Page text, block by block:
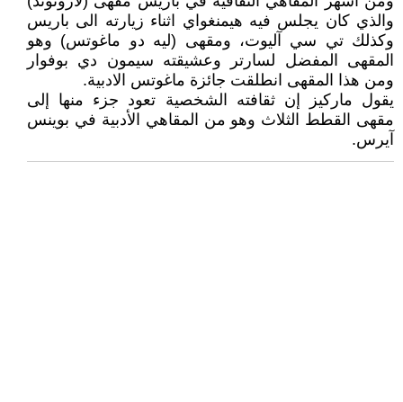
والذي كان يجلس فيه هيمنغواي اثناء زيارته الى باريس
وكذلك تي سي آليوت، ومقهى (ليه دو ماغوتس) وهو
المقهى المفضل لسارتر وعشيقته سيمون دي بوفوار
ومن هذا المقهى انطلقت جائزة ماغوتس الادبية.
يقول ماركيز إن ثقافته الشخصية تعود جزء منها إلى
مقهى القطط الثلاث وهو من المقاهي الأدبية في بوينس
آيرس.